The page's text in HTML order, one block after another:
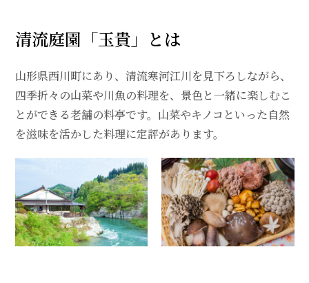
清流庭園「玉貴」とは
山形県西川町にあり、清流寒河江川を見下ろしながら、
四季折々の山菜や川魚の料理を、景色と一緒に楽しむこ
とができる老舗の料亭です。山菜やキノコといった自然
を滋味を活かした料理に定評があります。